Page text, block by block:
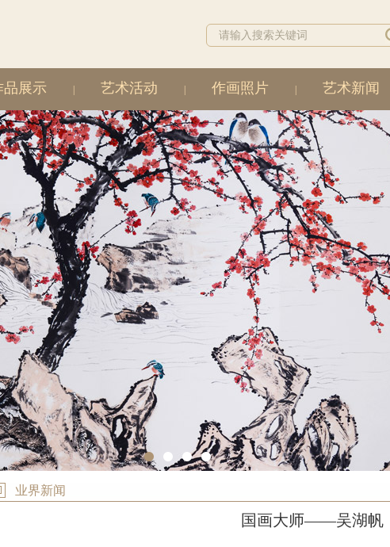
品展示 艺术活动 作画照片 艺术新闻
1 2 3
4
业界新闻
国画大师——吴湖帆